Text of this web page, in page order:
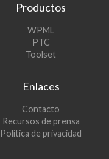
Productos
WPML
en
ventana)
PTC(se
abre
nueva
Toolset(se
una
ventana)
Enlaces
Contacto
Recursos de prensa
Política de privacidad